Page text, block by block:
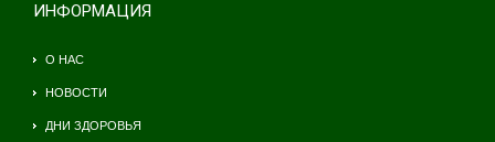
ИНФОРМАЦИЯ
О НАС
НОВОСТИ
ДНИ ЗДОРОВЬЯ